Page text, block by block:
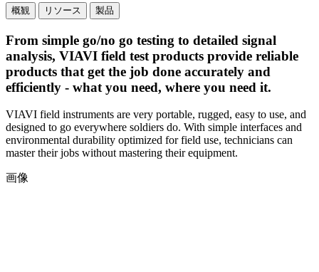
概観 リソース 製品
From simple go/no go testing to detailed signal
analysis, VIAVI field test products provide reliable
products that get the job done accurately and
efficiently - what you need, where you need it.
VIAVI field instruments are very portable, rugged, easy to use, and
designed to go everywhere soldiers do. With simple interfaces and
environmental durability optimized for field use, technicians can
master their jobs without mastering their equipment.
画像